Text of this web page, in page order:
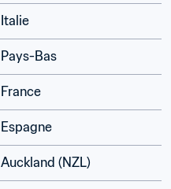
Italie
Pays-Bas
France
Espagne
Auckland (NZL)